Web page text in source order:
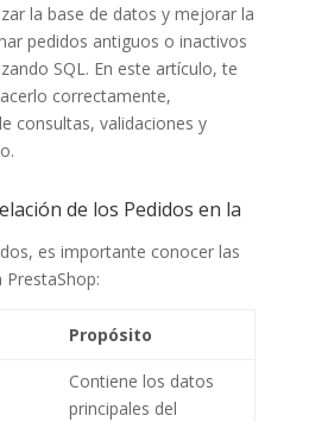
la base de datos y mejorar la
pedidos antiguos o inactivos
SQL. En este artículo, te
correctamente,
consultas, validaciones y
de los Pedidos en la
es importante conocer las
Propósito
Contiene los datos
principales del